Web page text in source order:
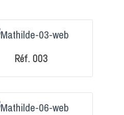
Réf. 003